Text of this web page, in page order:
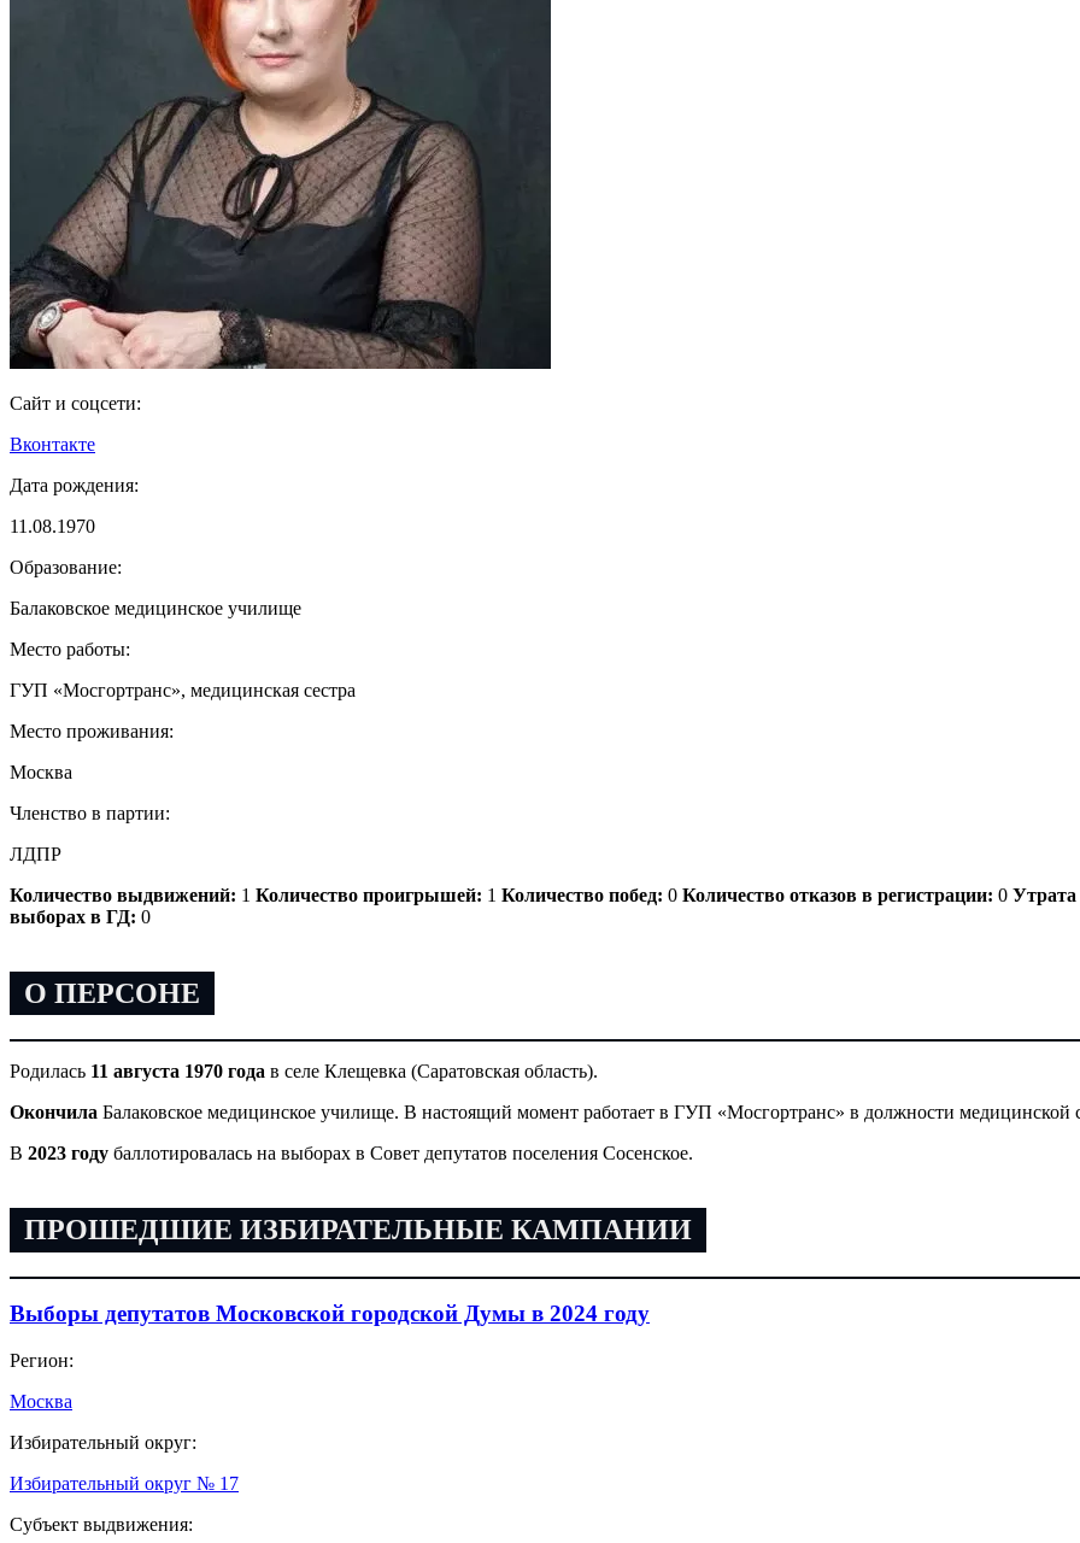
Сайт и соцсети:
Вконтакте
Дата рождения:
11.08.1970
Образование:
Балаковское медицинское училище
Место работы:
ГУП «Мосгортранс», медицинская сестра
Место проживания:
Москва
Членство в партии:
ЛДПР
Количество выдвижений: 1 Количество проигрышей: 1 Количество побед: 0 Количество отказов в регистрации: 0 Утрата
выборах в ГД: 0
О ПЕРСОНЕ
Родилась 11 августа 1970 года в селе Клещевка (Саратовская область).
Окончила Балаковское медицинское училище. В настоящий момент работает в ГУП «Мосгортранс» в должности медицинской
В 2023 году баллотировалась на выборах в Совет депутатов поселения Сосенское.
ПРОШЕДШИЕ ИЗБИРАТЕЛЬНЫЕ КАМПАНИИ
Выборы депутатов Московской городской Думы в 2024 году
Регион:
Москва
Избирательный округ:
Избирательный округ № 17
Субъект выдвижения: